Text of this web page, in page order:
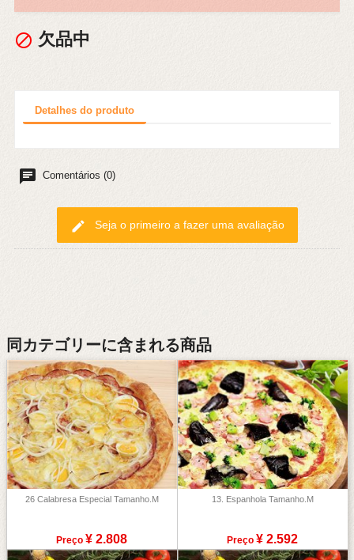
 欠品中
Detalhes do produto
chat Comentários (0)
edit Seja o primeiro a fazer uma avaliação
同カテゴリーに含まれる商品
26 Calabresa Especial Tamanho.M
Preço ¥ 2.808
13. Espanhola Tamanho.M
Preço ¥ 2.592